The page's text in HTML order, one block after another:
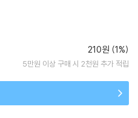
210원 (1%)
5만원 이상 구매 시 2천원 추가 적립